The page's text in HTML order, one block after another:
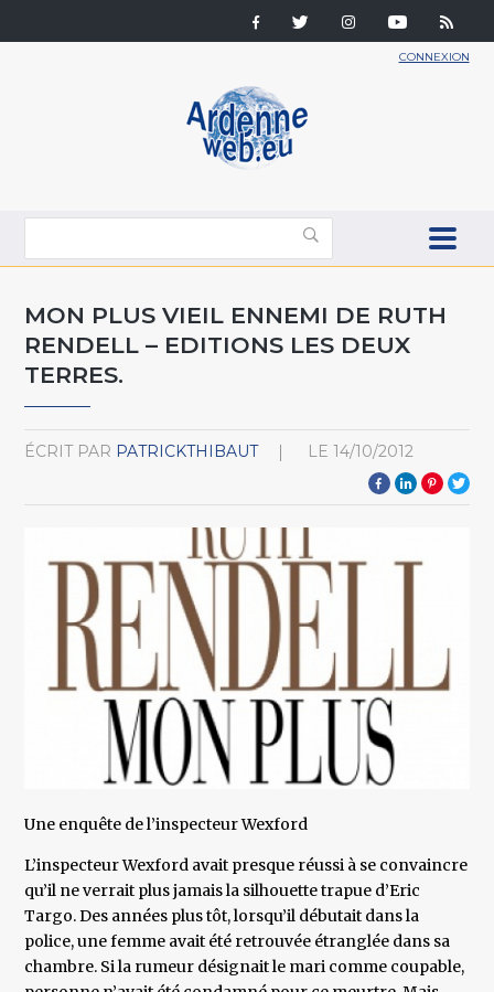
CONNEXION
MON PLUS VIEIL ENNEMI DE RUTH
RENDELL – EDITIONS LES DEUX
TERRES.
ÉCRIT PAR PATRICKTHIBAUT LE 14/10/2012
Une enquête de l’inspecteur Wexford
L’inspecteur Wexford avait presque réussi à se convaincre
qu’il ne verrait plus jamais la silhouette trapue d’Eric
Targo. Des années plus tôt, lorsqu’il débutait dans la
police, une femme avait été retrouvée étranglée dans sa
chambre. Si la rumeur désignait le mari comme coupable,